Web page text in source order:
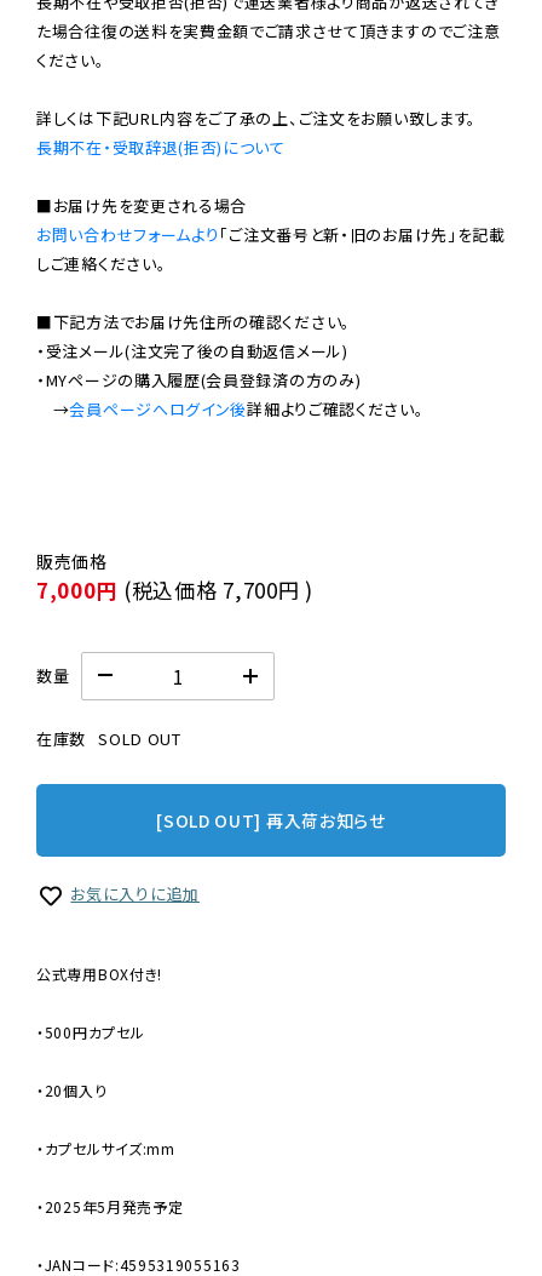
た場合往復の送料を実費金額でご請求させて頂きますのでご注意
ください。
長期不在・受取辞退(拒否)について
お問い合わせフォームより 「ご注文番号と新・旧のお届け先」を記載
しご連絡ください。
■下記方法でお届け先住所の確認ください。
・受注メール(注文完了後の自動返信メール)
・MYページの購入履歴(会員登録済の方のみ)
→会員ページへログイン後
7,000円 (税込価格 7,700円 )
数量
在庫数 SOLD OUT
[SOLD OUT] 再入荷お知らせ
お気に入りに追加
公式専用BOX付き!
・500円カプセル
・20個入り
・カプセルサイズ:mm
・2025年5月発売予定
・JANコード:4595319055163